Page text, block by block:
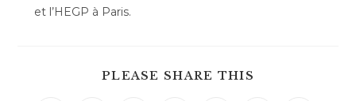
et l’HEGP à Paris.
PLEASE SHARE THIS